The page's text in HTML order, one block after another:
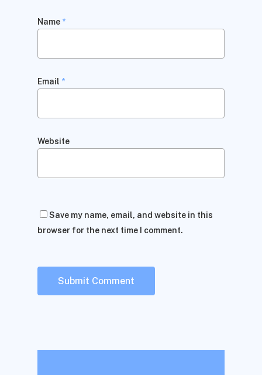
Name *
Email *
Website
Save my name, email, and website in this
browser for the next time I comment.